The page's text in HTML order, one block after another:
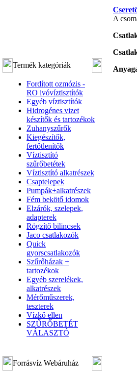
Termék kategóriák
Fordított ozmózis -
RO ivóvíztisztítók
Egyéb víztisztítók
Hidrogénes vizet
készítők és tartozékok
Zuhanyszűrők
Kiegészítők,
fertőtlenítők
Víztisztító
szűrőbetétek
Víztisztító alkatrészek
Csaptelepek
Pumpák+alkatrészek
Fém bekötő idomok
Elzárók, szelepek,
adapterek
Rögzítő bilincsek
Jaco csatlakozók
Quick
gyorscsatlakozók
Szűrőházak +
tartozékok
Egyéb szerelékek,
alkatrészek
Mérőműszerek,
teszterek
Vízkő ellen
SZŰRŐBETÉT
VÁLASZTÓ
Forrásvíz Webáruház
A